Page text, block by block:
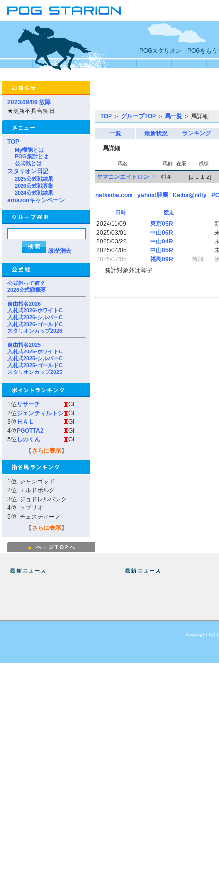
POGスタリオン POGをもう
2023/09/09 故障
★更新不具合復旧
TOP
My機能とは
POG集計とは
公式戦とは
スタリオン日記
2025公式戦結果
2026公式戦募集
2024公式戦結果
amazonキャンペーン
履歴消去
公式戦って何？
2026公式戦概要
自由指名2026
入札式2026-ホワイトC
入札式2026-シルバーC
入札式2026-ゴールドC
スタリオンカップ2026
自由指名2025
入札式2025-ホワイトC
入札式2025-シルバーC
入札式2025-ゴールドC
スタリオンカップ2025
1位 リサーチ
GI
2位ジェンティルトシ
GI
3位 ＨＡＬ
GI
4位 PGOTTA2
GI
5位 しのくん
GI
【 さらに表示】
1位 ジャンゴッド
2位 エルドボルグ
3位 ジョドレルバンク
4位 ソブリオ
5位 チェスティーノ
【 さらに表示】
TOP ＞ グループTOP ＞ 馬一覧 ＞ 馬詳細
一覧 最新状況 ランキング
馬詳細
馬名 馬齢 在厩 成績
ヤマニンエイドロン ▼ 牡4 － [1-1-1-2]
netkeiba.com yahoo!競馬 Keiba@nifty
日時 競走
2024/11/09 東京05R
2025/03/01
中山06R
2025/03/22
中山04R
2025/04/05
中山05R
2025/07/05
福島09R 特別
集計対象外は薄字
Copyright (C)